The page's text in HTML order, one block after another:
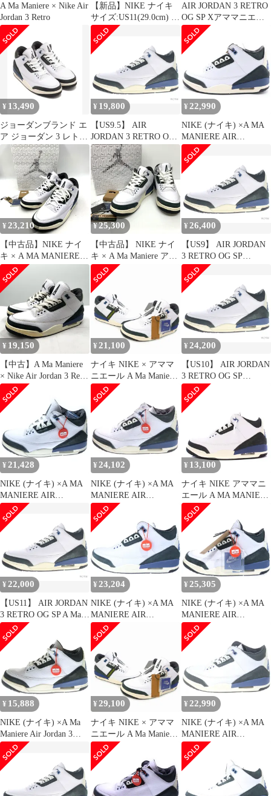
A Ma Maniere × Nike Air
Jordan 3 Retro
【新品】NIKE ナイキ
サイズ:US11(29.0cm) | A
MA MANIERE AIR
JORDAN 3 RETRO OG
SP For The Love
(HV8571-100) | ア マ マ
ニエール エアジョーダ
ン3 | コラボ 別注
AIR JORDAN 3 RETRO
OG SP Xアママニエー
ル 新品未使用
¥ 13,490
ジョーダンブランド エ
ア ジョーダン 3 レトロ
OG SP
¥ 19,800
【US9.5】 AIR
JORDAN 3 RETRO OG
SP HV8571-100 【新古
品】
¥ 22,990
NIKE (ナイキ) ×A MA
MANIERE AIR
JORDAN 3 RETRO OG
SP FOR THE LOVE エ
アジョーダン3 レトロ
フォー ザ ラブ ハイカ
ットスニーカー
US9.5/27.5cm HV8571-
100
¥ 23,210
【中古品】NIKE ナイ
キ × A MA MANIERE
ア・マ・マニエール
HV8571-100 AIR
JORDAN 3 RETRO OG
SP FOR THE LOVE エ
ア ジョーダン レトロ
スニーカー 靴【160-
260403-kh-07-izu】
¥ 25,300
【中古品】 NIKE ナイ
キ × A Ma Maniere アマ
マニエール コラボ AIR
JORDAN 3 RETRO OG
SP HV8571-100 エアジ
ョーダン3 レトロ スニ
ーカー 靴 シューズ
【160-260624-ko-05-
tei】
¥26,400
【US9】 AIR JORDAN
3 RETRO OG SP
HV8571-100 【新古品】
¥ 19,150
【中古】A Ma Maniere
× Nike Air Jordan 3 Retro
OG SP "For The Love"
28.5cm HV8571-100 ナ
イキ×アママニエール
エアジョーダン3[17]
¥ 21,100
ナイキ NIKE × アママ
ニエール A Ma Maniere
Air Jordan 3 Retro OG
SP "For The Love" スニ
ーカー US9.5 27.5㎝ ホ
ワイト/ブルー HV8571-
100
¥ 24,200
【US10】 AIR JORDAN
3 RETRO OG SP
HV8571-100 【新古品】
¥ 21,428
NIKE (ナイキ) ×A MA
MANIERE AIR
JORDAN 3 RETRO OG
SP FOR THE LOVE ア
ママニエール エアジョ
ーダン3 レトロ フォー
ザ ラブ ハイカットスニ
ーカー HV8571-100
¥ 24,102
NIKE (ナイキ) ×A MA
MANIERE AIR
JORDAN 3 RETRO OG
SP FOR THE LOVE
HV8571-100 エアジョー
ダン3 レトロ フォー ザ
ラブ ハイカットスニー
カー US13/31.0cm ホワ
イト
¥ 13,100
ナイキ NIKE アママニ
エール A MA MANIERE
AIR JORDAN 3 RETRO
OG SP FOR THE LOVE
エアジョーダン3 レト
ロ OG SP フォー ザ ラ
ブ スニーカー US10
28cm HV8571-100 /KH
¥ 22,000
【US11】 AIR JORDAN
3 RETRO OG SP A Ma
Maniere HV8571-100
【新古品】
¥ 23,204
NIKE (ナイキ) ×A MA
MANIERE AIR
JORDAN 3 RETRO OG
SP FOR THE LOVE
HV8571-100 エアジョー
ダン3 レトロ フォー ザ
ラブ ハイカットスニー
カー ホワイト
US11/29cm
¥ 25,305
NIKE (ナイキ) ×A MA
MANIERE AIR
JORDAN 3 RETRO OG
SP FOR THE LOVE
HV8571-100 エアジョー
ダン3 レトロ フォー ザ
ラブ ハイカットスニー
カー ホワイト
US8/26.0cm
¥ 15,888
NIKE (ナイキ) ×A Ma
Maniere Air Jordan 3
Retro OG SP For The
Love アママニエール
エアジョーダン3 フォ
ー ザ ラブ ハイカット
スニーカー
¥ 29,100
ナイキ NIKE × アママ
ニエール A Ma Maniere
Air Jordan 3 Retro OG
SP "For The Love" スニ
ーカー US9 27㎝ ホワ
イト/ブルー HV8571-
100
¥ 22,990
NIKE (ナイキ) ×A MA
MANIERE AIR
JORDAN 3 RETRO OG
SP FOR THE LOVE エ
アジョーダン3 レトロ
フォー ザ ラブ ハイカ
ットスニーカー ホワイ